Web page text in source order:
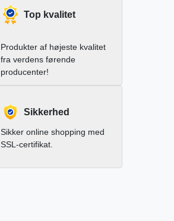
Top kvalitet
Produkter af højeste kvalitet
fra verdens førende
producenter!
Sikkerhed
Sikker online shopping med
SSL-certifikat.